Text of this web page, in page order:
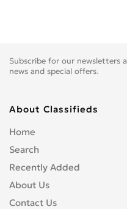
Subscribe for our newsletters
news and special offers.
About Classifieds
Home
Search
Recently Added
About Us
Contact Us